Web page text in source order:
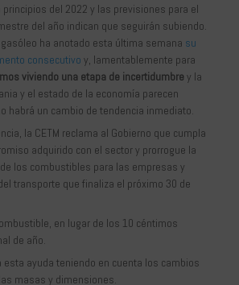
principios del 2022 y las previsiones para el
del año indican que seguirán subiendo.
gasóleo ha anotado esta última semana su
consecutivo y, lamentablemente para
viviendo una etapa de incertidumbre y la
y el estado de la economía parecen
habrá un cambio de tendencia inmediato.
la CETM reclama al Gobierno que cumpla
adquirido con el sector y prorrogue la
los combustibles para las empresas y
transporte que finaliza el próximo 30 de
en lugar de los 10 céntimos
de año.
esta ayuda teniendo en cuenta los cambios
masas y dimensiones.